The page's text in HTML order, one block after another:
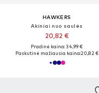
HAWKERS
Akiniai nuo saulės
20,82 €
Pradinė kaina: 34,99 €
Paskutinė mažiausia kaina:20,82 €